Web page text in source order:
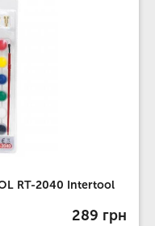
RT-2040 Intertool
289 грн